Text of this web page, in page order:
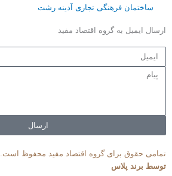
ساختمان فرهنگی تجاری آدینه رشت
ارسال ایمیل به گروه اقتصاد مفید
ایمیل
ارسال
تمامی حقوق برای گروه اقتصاد مفید محفوظ است.
توسط برند پلاس